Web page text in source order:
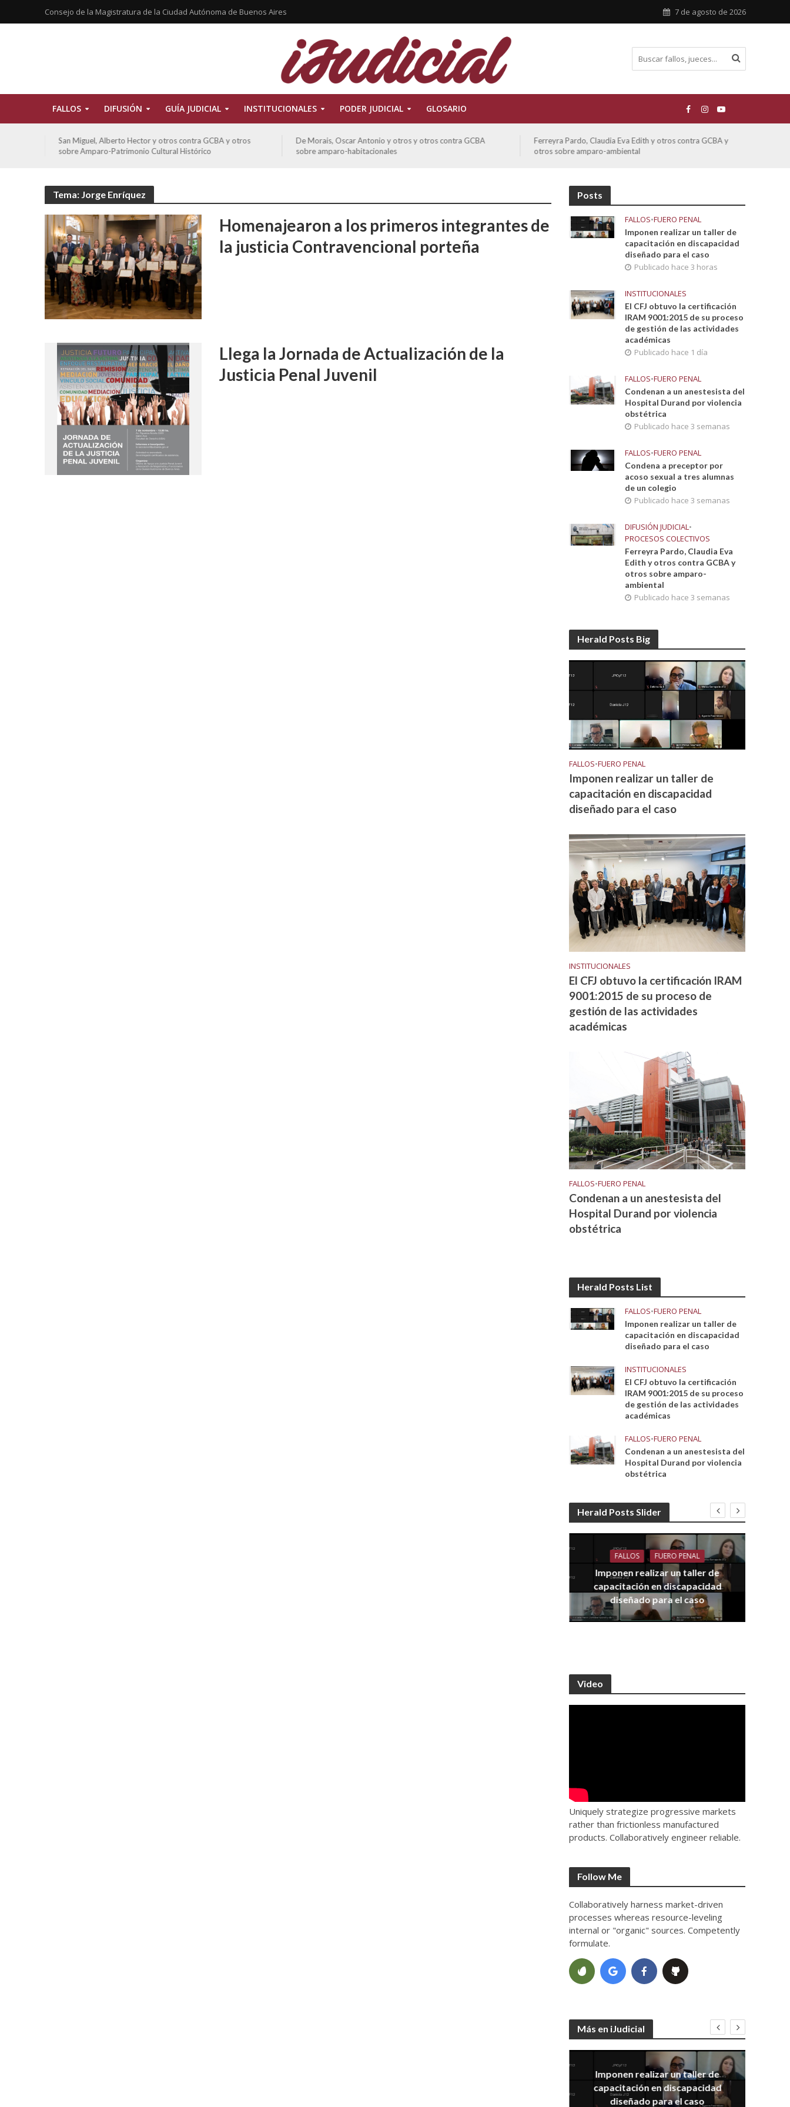
Consejo de la Magistratura de la Ciudad Autónoma de Buenos Aires 7 de agosto de 2026
FALLOS DIFUSIÓN GUÍA JUDICIAL INSTITUCIONALES PODER JUDICIAL GLOSARIO
San Miguel, Alberto Hector y otros contra GCBA y otros
sobre Amparo-Patrimonio Cultural Histórico
De Morais, Oscar Antonio y otros y otros contra GCBA
sobre amparo-habitacionales
Ferreyra Pardo, Claudia Eva Edith y otros contra GCBA y
otros sobre amparo-ambiental
Tema: Jorge Enríquez
Homenajearon a los primeros integrantes de
la justicia Contravencional porteña
Llega la Jornada de Actualización de la
Justicia Penal Juvenil
Posts
FALLOS•FUERO PENAL
Imponen realizar un taller de
capacitación en discapacidad
diseñado para el caso
Publicado hace 3 horas
INSTITUCIONALES
El CFJ obtuvo la certificación
IRAM 9001:2015 de su proceso
de gestión de las actividades
académicas
Publicado hace 1 día
FALLOS•FUERO PENAL
Condenan a un anestesista del
Hospital Durand por violencia
obstétrica
Publicado hace 3 semanas
FALLOS•FUERO PENAL
Condena a preceptor por
acoso sexual a tres alumnas
de un colegio
Publicado hace 3 semanas
DIFUSIÓN JUDICIAL•
PROCESOS COLECTIVOS
Ferreyra Pardo, Claudia Eva
Edith y otros contra GCBA y
otros sobre amparo-
ambiental
Publicado hace 3 semanas
Herald Posts Big
FALLOS•FUERO PENAL
Imponen realizar un taller de
capacitación en discapacidad
diseñado para el caso
INSTITUCIONALES
El CFJ obtuvo la certificación IRAM
9001:2015 de su proceso de
gestión de las actividades
académicas
FALLOS•FUERO PENAL
Condenan a un anestesista del
Hospital Durand por violencia
obstétrica
Herald Posts List
FALLOS•FUERO PENAL
Imponen realizar un taller de
capacitación en discapacidad
diseñado para el caso
INSTITUCIONALES
El CFJ obtuvo la certificación
IRAM 9001:2015 de su proceso
de gestión de las actividades
académicas
FALLOS•FUERO PENAL
Condenan a un anestesista del
Hospital Durand por violencia
obstétrica
Herald Posts Slider
FALLOS FUERO PENAL
Imponen realizar un taller de
capacitación en discapacidad
diseñado para el caso
Video
Uniquely strategize progressive markets
rather than frictionless manufactured
products. Collaboratively engineer reliable.
Follow Me
Collaboratively harness market-driven
processes whereas resource-leveling
internal or "organic" sources. Competently
formulate.
Más en iJudicial
Imponen realizar un taller de
capacitación en discapacidad
diseñado para el caso